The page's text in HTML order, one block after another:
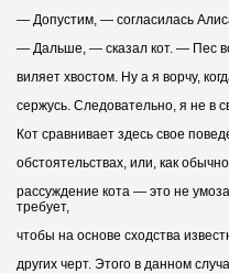
— Допустим, — согласилась
— Дальше, — сказал кот. — Пес
виляет хвостом. Ну а я ворчу,
сержусь. Следовательно, я не в
Кот сравнивает здесь свое
обстоятельствах, или, как
рассуждение кота — это не
требует,
чтобы на основе сходства
других черт. Этого в данном